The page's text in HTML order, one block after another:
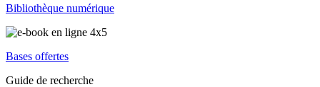
Bibliothèque numérique
Bases offertes
Guide de recherche